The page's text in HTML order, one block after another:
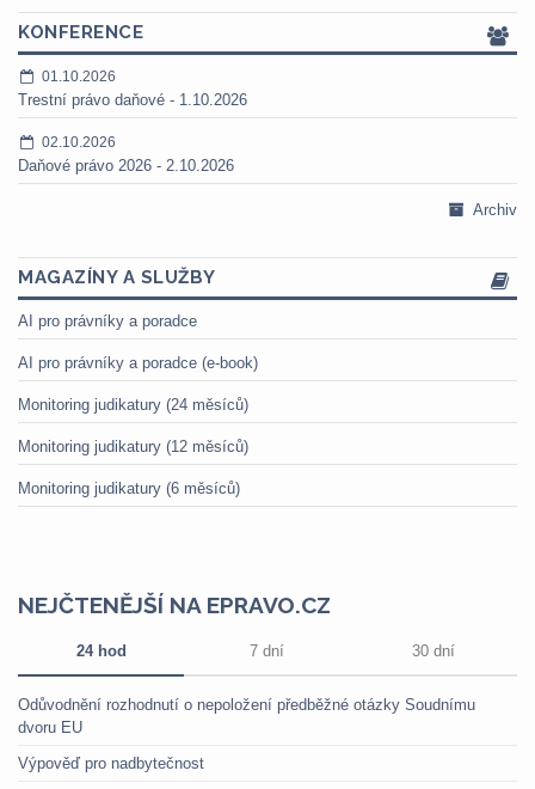
KONFERENCE
01.10.2026
Trestní právo daňové - 1.10.2026
02.10.2026
Daňové právo 2026 - 2.10.2026
Archiv
MAGAZÍNY A SLUŽBY
AI pro právníky a poradce
AI pro právníky a poradce (e-book)
Monitoring judikatury (24 měsíců)
Monitoring judikatury (12 měsíců)
Monitoring judikatury (6 měsíců)
NEJČTENĚJŠÍ NA EPRAVO.CZ
24 hod 7 dní 30 dní
Odůvodnění rozhodnutí o nepoložení předběžné otázky Soudnímu
dvoru EU
Výpověď pro nadbytečnost